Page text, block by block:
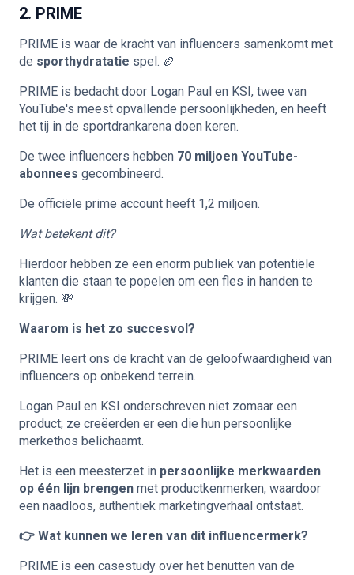
2. PRIME
PRIME is waar de kracht van influencers samenkomt met
de sporthydratatie spel. 🏉
PRIME is bedacht door Logan Paul en KSI, twee van
YouTube's meest opvallende persoonlijkheden, en heeft
het tij in de sportdrankarena doen keren.
De twee influencers hebben 70 miljoen YouTube-
abonnees gecombineerd.
De officiële prime account heeft 1,2 miljoen.
Wat betekent dit?
Hierdoor hebben ze een enorm publiek van potentiële
klanten die staan te popelen om een fles in handen te
krijgen. 💸
Waarom is het zo succesvol?
PRIME leert ons de kracht van de geloofwaardigheid van
influencers op onbekend terrein.
Logan Paul en KSI onderschreven niet zomaar een
product; ze creëerden er een die hun persoonlijke
merkethos belichaamt.
Het is een meesterzet in persoonlijke merkwaarden
op één lijn brengen met productkenmerken, waardoor
een naadloos, authentiek marketingverhaal ontstaat.
👉 Wat kunnen we leren van dit influencermerk?
PRIME is een casestudy over het benutten van de